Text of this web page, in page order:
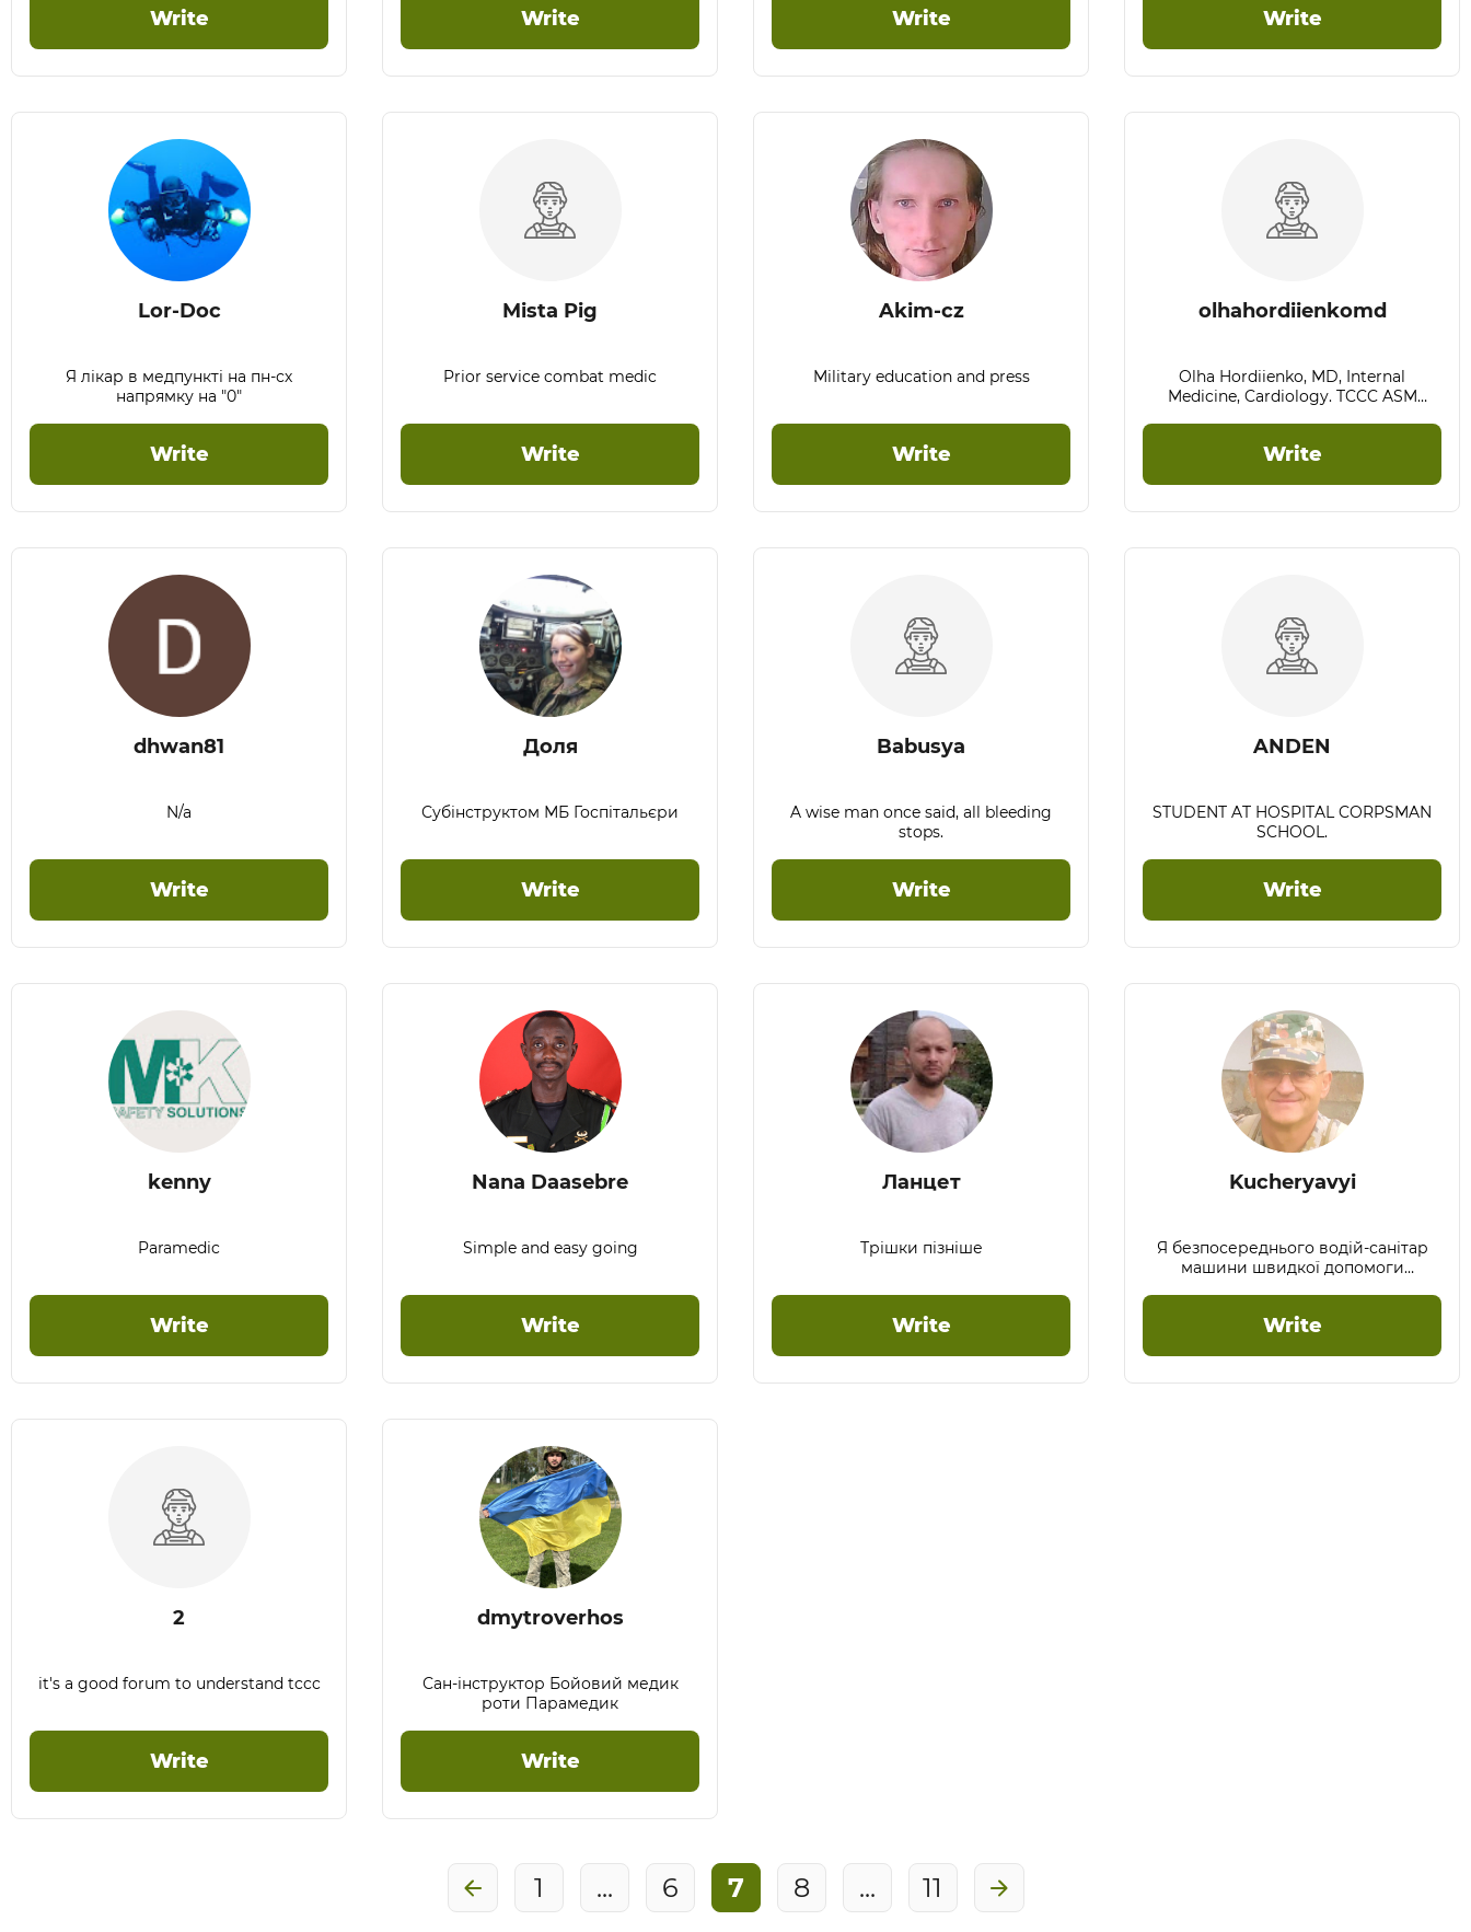
Write Write Write Write
Lor-Doc
Я лікар в медпункті на пн-сх
напрямку на "0"
Write
Mista Pig
Prior service combat medic
Write
Akim-cz
Military education and press
Write
olhahordiienkomd
Olha Hordiienko, MD, Internal
Medicine, Cardiology. TCCC ASM
Write
dhwan81
N/a
Write
Доля
Субінструктом МБ Госпітальєри
Write
Babusya
A wise man once said, all bleeding
stops.
Write
ANDEN
STUDENT AT HOSPITAL CORPSMAN
SCHOOL.
Write
kenny
Paramedic
Write
Nana Daasebre
Simple and easy going
Write
Ланцет
Трішки пізніше
Write
Kucheryavyi
Я безпосереднього водій-санітар
машини швидкої допомоги
Write
2
it's a good forum to understand tccc
Write
dmytroverhos
Сан-інструктор Бойовий медик
роти Парамедик
Write
1 ... 6 7 8 ... 11